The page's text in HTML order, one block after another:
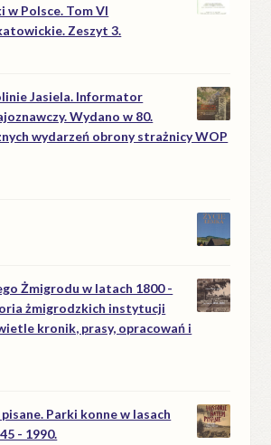
Polsce. Tom VI
Zeszyt 3.
Jasiela. Informator
Wydano w 80.
wydarzeń obrony strażnicy WOP
Żmigrodu w latach 1800 -
żmigrodzkich instytucji
kronik, prasy, opracowań i
Parki konne w lasach
- 1990.